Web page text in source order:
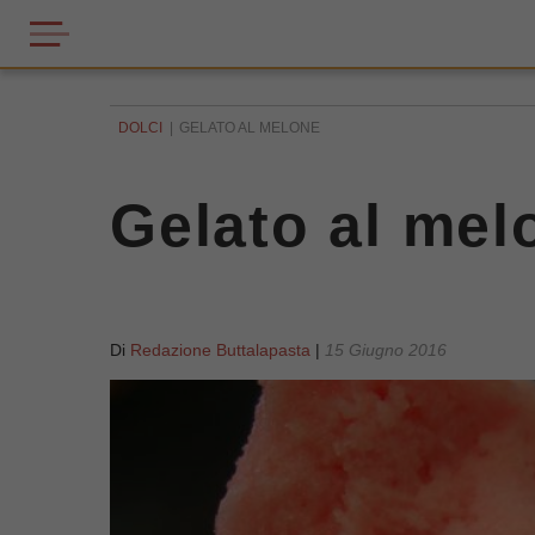
DOLCI GELATO AL MELONE
Gelato al
Di Redazione Buttalapasta | 15 Giugno 2016